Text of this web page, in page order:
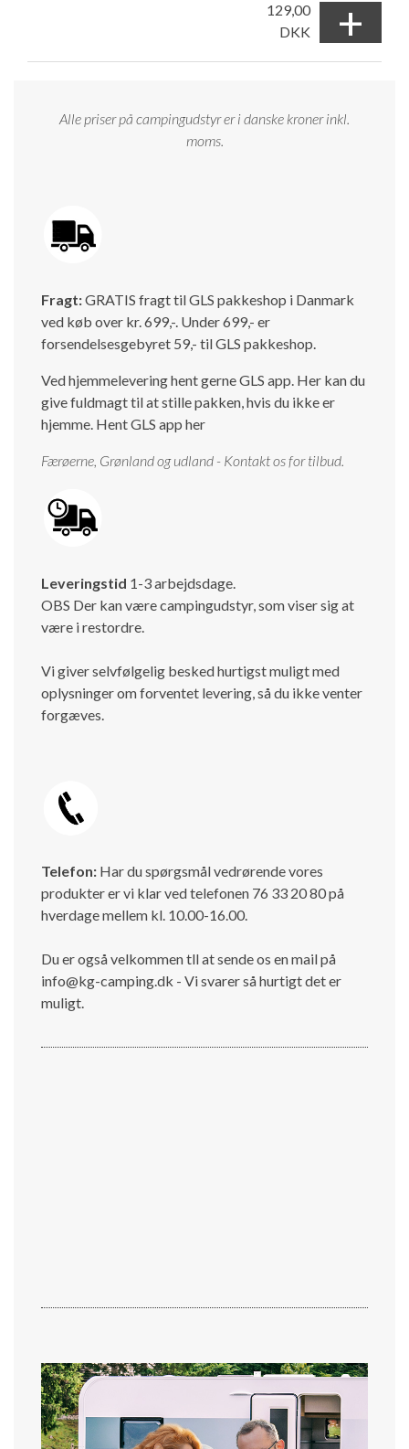
129,00
DKK
+
Alle priser på campingudstyr er i danske kroner inkl.
moms.
Fragt:GRATIS fragt til GLS pakkeshop i Danmark
ved køb over kr. 699,-. Under 699,- er
forsendelsesgebyret 59,- til GLS pakkeshop.
Ved hjemmelevering hent gerne GLS app. Her kan du
give fuldmagt til at stille pakken, hvis du ikke er
hjemme. Hent GLS app her
Færøerne, Grønland og udland - Kontakt os for tilbud.
Leveringstid 1-3 arbejdsdage.
OBS Der kan være campingudstyr, som viser sig at
være i restordre.
Vi giver selvfølgelig besked hurtigst muligt med
oplysninger om forventet levering, så du ikke venter
forgæves.
Telefon: Har du spørgsmål vedrørende vores
produkter er vi klar ved telefonen 76 33 20 80 på
hverdage mellem kl. 10.00-16.00.
Du er også velkommen tll at sende os en mail på
info@kg-camping.dk - Vi svarer så hurtigt det er
muligt.